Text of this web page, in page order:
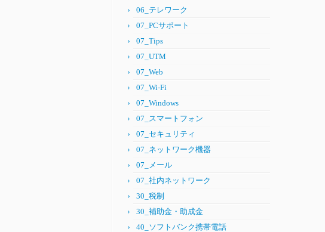
06_テレワーク
07_PCサポート
07_Tips
07_UTM
07_Web
07_Wi-Fi
07_Windows
07_スマートフォン
07_セキュリティ
07_ネットワーク機器
07_メール
07_社内ネットワーク
30_税制
30_補助金・助成金
40_ソフトバンク携帯電話